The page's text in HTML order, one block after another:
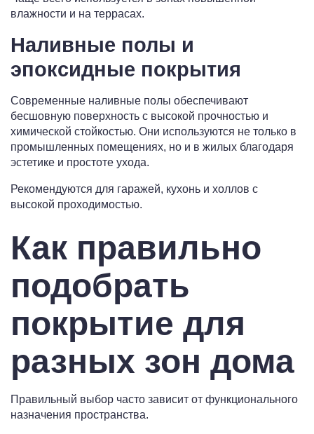
влажности и на террасах.
Наливные полы и
эпоксидные покрытия
Современные наливные полы обеспечивают
бесшовную поверхность с высокой прочностью и
химической стойкостью. Они используются не только в
промышленных помещениях, но и в жилых благодаря
эстетике и простоте ухода.
Рекомендуются для гаражей, кухонь и холлов с
высокой проходимостью.
Как правильно
подобрать
покрытие для
разных зон дома
Правильный выбор часто зависит от функционального
назначения пространства.